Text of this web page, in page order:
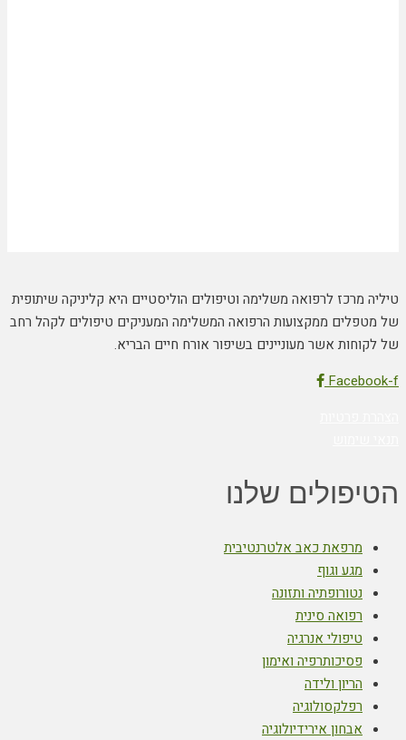
טיליה מרכז לרפואה משלימה וטיפולים הוליסטיים היא קליניקה שיתופית
של מטפלים ממקצועות הרפואה המשלימה המעניקים טיפולים לקהל רחב
של לקוחות אשר מעוניינים בשיפור אורח חיים הבריא.
Facebook-f
הטיפולים שלנו
מרפאת כאב אלטרנטיבית
מגע וגוף
נטורופתיה ותזונה
רפואה סינית
טיפולי אנרגיה
פסיכותרפיה ואימון
הריון ולידה
רפלקסולוגיה
אבחון אירידיולוגיה